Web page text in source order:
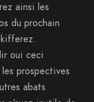
ainsi les
du prochain
oui ceci
prospectives
abats